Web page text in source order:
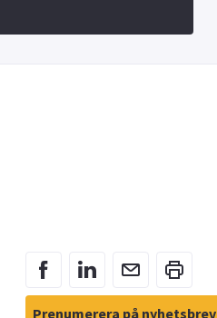
Prenumerera på nyhetsbrev